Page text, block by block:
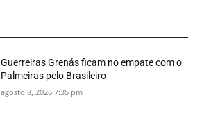
Guerreiras Grenás ficam no empate com o
Palmeiras pelo Brasileiro
agosto 8, 2026 7:35 pm